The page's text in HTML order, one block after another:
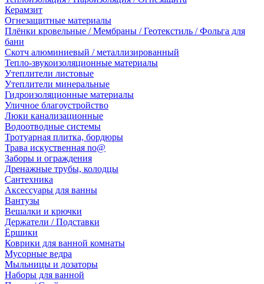
Керамзит
Огнезащитные материалы
Плёнки кровельные / Мембраны / Геотекстиль / Фольга для
бани
Скотч алюминиевый / металлизированный
Тепло-звукоизоляционные материалы
Утеплители листовые
Утеплители минеральные
Гидроизоляционные материалы
Уличное благоустройство
Люки канализационные
Водоотводные системы
Тротуарная плитка, бордюры
Трава искуственная no@
Заборы и ограждения
Дренажные трубы, колодцы
Сантехника
Аксессуары для ванны
Вантузы
Вешалки и крючки
Держатели / Подставки
Ёршики
Коврики для ванной комнаты
Мусорные ведра
Мыльницы и дозаторы
Наборы для ванной